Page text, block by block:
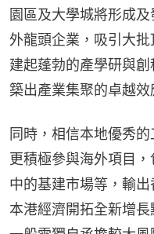
園區及大學城將形成
外龍頭企業，吸引大
建起蓬勃的產學研與
築出產業集聚的卓越效
同時，相信本地優秀
更積極參與海外項目
中的基建市場等，輸
本港經濟開拓全新增